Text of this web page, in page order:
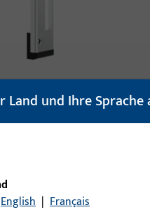
Land und Ihre Sprache
English | Français